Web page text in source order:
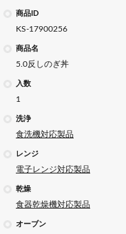
商品ID
KS-17900256
商品名
5.0反しのぎ丼
入数
1
洗浄
食洗機対応製品
レンジ
電子レンジ対応製品
乾燥
食器乾燥機対応製品
オーブン